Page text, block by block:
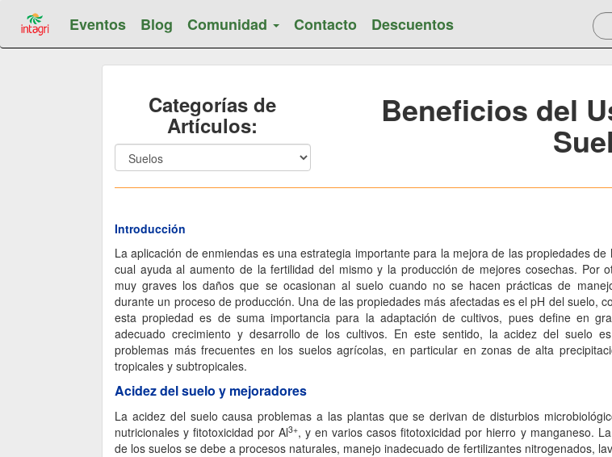
Eventos Blog Comunidad Contacto Descuentos
Categorías de
Artículos: Beneficios del
Introducción
La aplicación de enmiendas es una estrategia importante para la mejora de las propiedades de
cual ayuda al aumento de la fertilidad del mismo y la producción de mejores cosechas. Por
muy graves los daños que se ocasionan al suelo cuando no se hacen prácticas de
durante un proceso de producción. Una de las propiedades más afectadas es el pH del suelo,
esta propiedad es de suma importancia para la adaptación de cultivos, pues define en
adecuado crecimiento y desarrollo de los cultivos. En este sentido, la acidez del suelo
problemas más frecuentes en los suelos agrícolas, en particular en zonas de alta
tropicales y subtropicales.
Acidez del suelo y mejoradores
La acidez del suelo causa problemas a las plantas que se derivan de disturbios
nutricionales y fitotoxicidad por Al3+, y en varios casos fitotoxicidad por hierro y manganeso.
de los suelos se debe a procesos naturales, manejo inadecuado de fertilizantes nitrogenados,